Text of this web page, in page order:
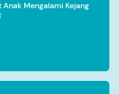
Anak Mengalami Kejang